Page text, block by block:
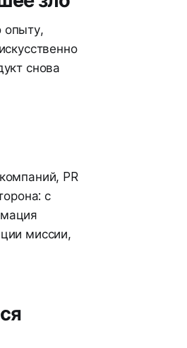
опыту,
снова
PR
с
миссии,